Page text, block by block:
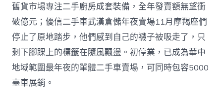
舊貨市場專注二手廚房成套裝備，全年發賣額無望衝
破億元；優信二手車武漢倉儲年夜賣場11月摩羯座們
停止了原地踏步，他們感到自己的襪子被吸走了，只
剩下腳踝上的標籤在隨風飄盪。初停業，已成為華中
地域範圍最年夜的單體二手車賣場，可同時包容5000
臺車展銷。